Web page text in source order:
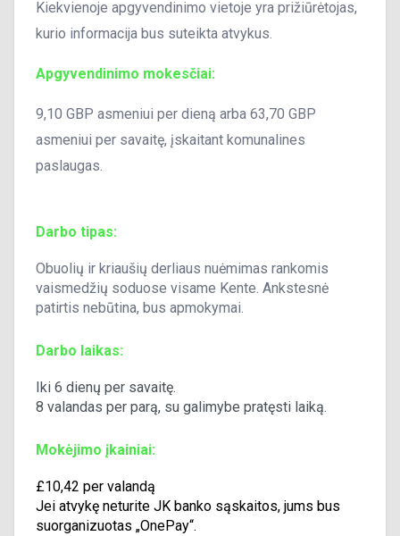
Kiekvienoje apgyvendinimo vietoje yra prižiūrėtojas,
kurio informacija bus suteikta atvykus.
Apgyvendinimo mokesčiai:
9,10 GBP asmeniui per dieną arba 63,70 GBP
asmeniui per savaitę, įskaitant komunalines
paslaugas.
Darbo tipas:
Obuolių ir kriaušių derliaus nuėmimas rankomis
vaismedžių soduose visame Kente. Ankstesnė
patirtis nebūtina, bus apmokymai.
Darbo laikas:
Iki 6 dienų per savaitę.
8 valandas per parą, su galimybe pratęsti laiką.
Mokėjimo įkainiai:
£10,42 per valandą
Jei atvykę neturite JK banko sąskaitos, jums bus
suorganizuotas „OnePay“.